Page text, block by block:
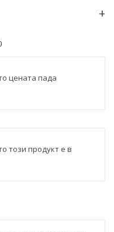
+
цената пада
този продукт е в